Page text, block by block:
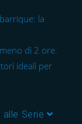
la
di 2 ore.
ideali per
alle Serie